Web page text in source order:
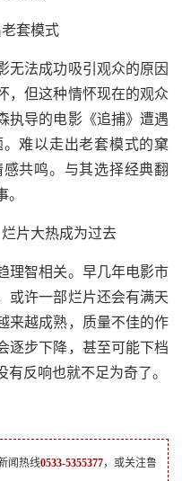
套模式
法成功吸引观众的原因
，但这种情怀现在的观众
执导的电影《追捕》遭遇
难以走出老套模式的窠
共鸣。与其选择经典翻
片大热成为过去
智相关。早几年电影市
或许一部烂片还会有满天
来越成熟，质量不佳的作
逐步下降，甚至可能下档
反响也就不足为奇了。
闻热线0533-5355377，或关注鲁